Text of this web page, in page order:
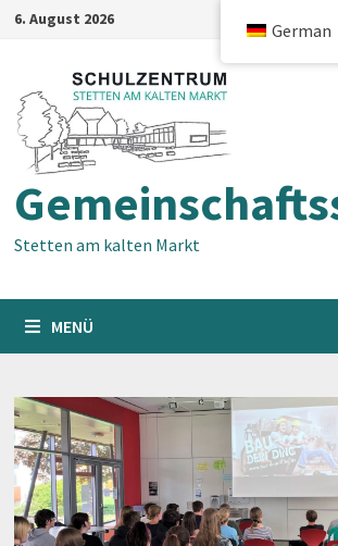
Zum6. August 2026
Stetten am kalten Markt
MENÜ
German